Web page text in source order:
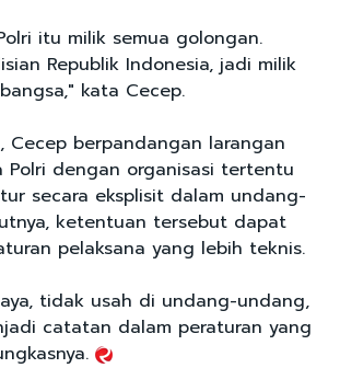
itu milik semua golongan.
Republik Indonesia, jadi milik
kata Cecep.
Cecep berpandangan larangan
Polri dengan organisasi tertentu
secara eksplisit dalam undang-
ketentuan tersebut dapat
pelaksana yang lebih teknis.
tidak usah di undang-undang,
catatan dalam peraturan yang